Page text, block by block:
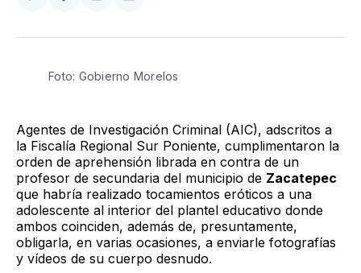
TwitterFacebook
LinkedIn
Email
Foto: Gobierno Morelos
Agentes de Investigación Criminal (AIC), adscritos a
la Fiscalía Regional Sur Poniente, cumplimentaron la
orden de aprehensión librada en contra de un
profesor de secundaria del municipio de Zacatepec
que habría realizado tocamientos eróticos a una
adolescente al interior del plantel educativo donde
ambos coinciden, además de, presuntamente,
obligarla, en varias ocasiones, a enviarle fotografías
y vídeos de su cuerpo desnudo.